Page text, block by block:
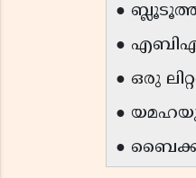
●
●
● ഒരു
●
●